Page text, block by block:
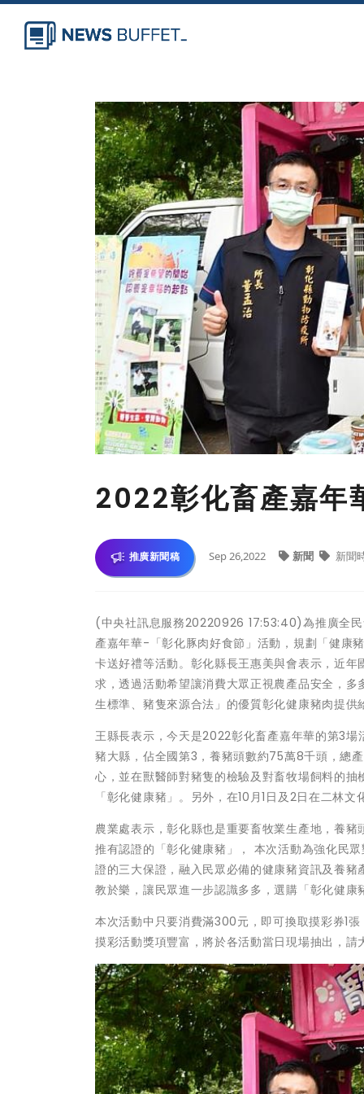
2022彰化畜產嘉年
推廣新聞稿 Sep 26,2022 新聞 新聞
(中央社訊息服務20220926 17:53:40)為推廣全
產嘉年華-「彰化豚肉好食節」活動，規劃「健康
卡送好禮等活動。彰化縣長王惠美與會表示，近
求，透過活動希望讓消費大眾正視農產品安全，
生標準、豬隻來源合法」的優質彰化健康豬肉提供
王縣長表示，今天是2022彰化畜產嘉年華的第3
豬大縣，佔全國第3，養豬頭數約75萬8千頭，總
心，並在獸醫師對豬隻的檢驗及對畜牧場飼料的
「彰化健康豬」。另外，在10月1日及2日在二林
農業處表示，彰化縣也是重要畜牧業生產地，養
推有認證的「彰化健康豬」， 本次活動為強化民
證的三大保證，融入民眾必備的健康豬資訊及養
教於樂，讓民眾進一步認識多多，選購「彰化健康
本次活動中只要消費滿300元，即可換取摸彩券1
摸彩活動獎項豐富，將於各活動當日現場抽出，